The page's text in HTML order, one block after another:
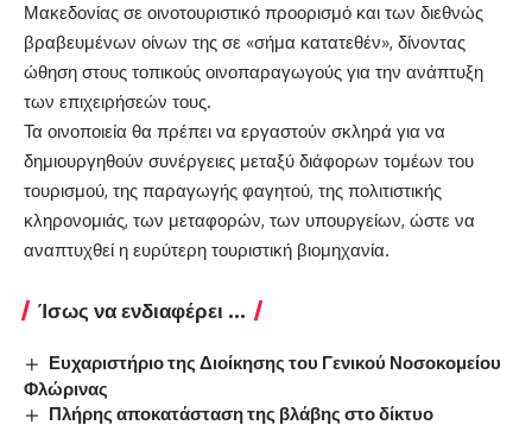
Μακεδονίας σε οινοτουριστικό προορισμό και των διεθνώς
βραβευμένων οίνων της σε «σήμα κατατεθέν», δίνοντας
ώθηση στους τοπικούς οινοπαραγωγούς για την ανάπτυξη
των επιχειρήσεών τους.
Τα οινοποιεία θα πρέπει να εργαστούν σκληρά για να
δημιουργηθούν συνέργειες μεταξύ διάφορων τομέων του
τουρισμού, της παραγωγής φαγητού, της πολιτιστικής
κληρονομιάς, των μεταφορών, των υπουργείων, ώστε να
αναπτυχθεί η ευρύτερη τουριστική βιομηχανία.
Ίσως να ενδιαφέρει ...
Ευχαριστήριο της Διοίκησης του Γενικού Νοσοκομείου
Φλώρινας
Πλήρης αποκατάσταση της βλάβης στο δίκτυο